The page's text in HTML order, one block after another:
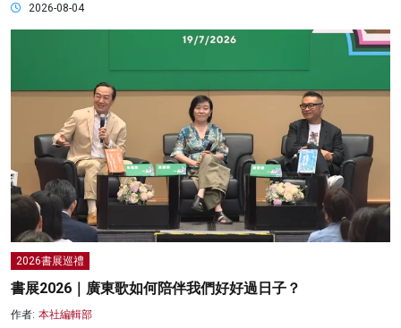
2026-08-04
2026書展巡禮
書展2026｜廣東歌如何陪伴我們好好過日子？
作者: 本社編輯部